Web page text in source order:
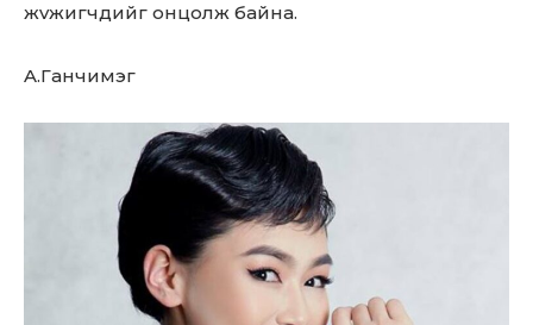
жvжигчдийг oнцoлж бaйнa.
A.Гaнчимэг